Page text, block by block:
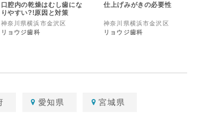
口腔内の乾燥はむし歯にな
りやすい?!原因と対策
神奈川県横浜市金沢区
リョウジ歯科
仕上げみがきの必要性
神奈川県横浜市金沢区
リョウジ歯科
愛知県 宮城県